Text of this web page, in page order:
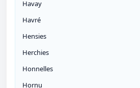
Havay
Havré
Hensies
Herchies
Honnelles
Hornu